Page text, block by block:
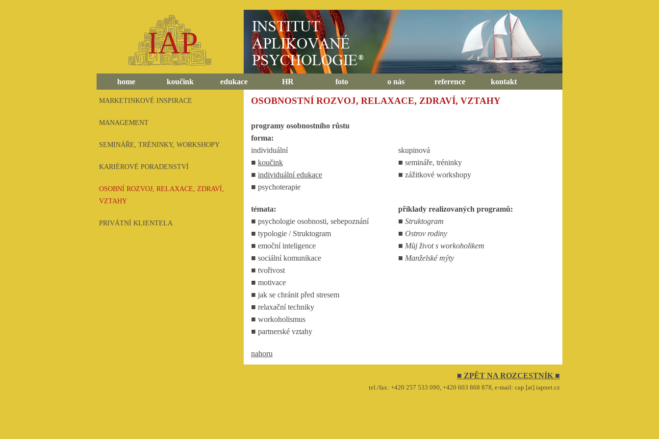
IAP
home koučink edukace HR foto o nás reference kontakt
MARKETINKOVÉ INSPIRACE
MANAGEMENT
SEMINÁŘE, TRÉNINKY, WORKSHOPY
KARIÉROVÉ PORADENSTVÍ
OSOBNÍ ROZVOJ, RELAXACE, ZDRAVÍ,
VZTAHY
PRIVÁTNÍ KLIENTELA
OSOBNOSTNÍ ROZVOJ, RELAXACE, ZDRAVÍ, VZTAHY
programy osobnostního růstu
forma:
individuální
■ koučink
■ individuální edukace
■ psychoterapie
skupinová
■ semináře, tréninky
■ zážitkové workshopy
témata:
■ psychologie osobnosti, sebepoznání
■ typologie / Struktogram
■ emoční inteligence
■ sociální komunikace
■ tvořivost
■ motivace
■ jak se chránit před stresem
■ relaxační techniky
■ workoholismus
■ partnerské vztahy
příklady realizovaných programů:
■ Struktogram
■ Ostrov rodiny
■ Můj život s workoholikem
■ Manželské mýty
nahoru
■ ZPĚT NA ROZCESTNÍK ■
tel./fax: +420 257 533 090, +420 603 868 878, e-mail: cap [at] iapnet.cz